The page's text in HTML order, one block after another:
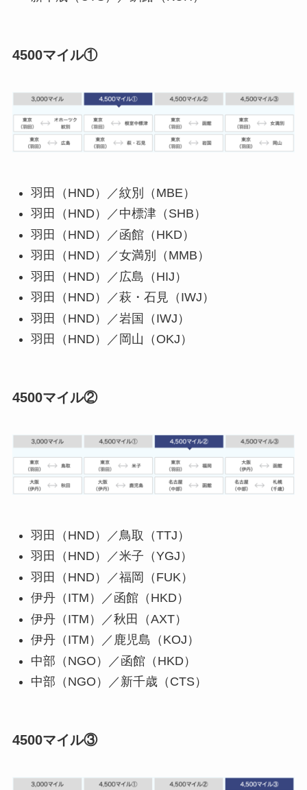
4500マイル①
羽田（HND）／紋別（MBE）
羽田（HND）／中標津（SHB）
羽田（HND）／函館（HKD）
羽田（HND）／女満別（MMB）
羽田（HND）／広島（HIJ）
羽田（HND）／萩・石見（IWJ）
羽田（HND）／岩国（IWJ）
羽田（HND）／岡山（OKJ）
4500マイル②
羽田（HND）／鳥取（TTJ）
羽田（HND）／米子（YGJ）
羽田（HND）／福岡（FUK）
伊丹（ITM）／函館（HKD）
伊丹（ITM）／秋田（AXT）
伊丹（ITM）／鹿児島（KOJ）
中部（NGO）／函館（HKD）
中部（NGO）／新千歳（CTS）
4500マイル③